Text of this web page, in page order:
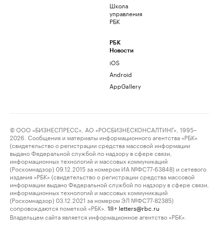
Школа
управления
РБК
РБК
Новости
iOS
Android
AppGallery
© ООО «БИЗНЕСПРЕСС», АО «РОСБИЗНЕСКОНСАЛТИНГ», 1995–
2026. Сообщения и материалы информационного агентства «РБК»
(свидетельство о регистрации средства массовой информации
выдано Федеральной службой по надзору в сфере связи,
информационных технологий и массовых коммуникаций
(Роскомнадзор) 09.12.2015 за номером ИА №ФС77-63848) и сетевого
издания «РБК» (свидетельство о регистрации средства массовой
информации выдано Федеральной службой по надзору в сфере связи,
информационных технологий и массовых коммуникаций
(Роскомнадзор) 03.12.2021 за номером ЭЛ №ФС77-82385)
сопровождаются пометкой «РБК».
18+ letters@rbc.ru
Владельцем сайта является информационное агентство «РБК».